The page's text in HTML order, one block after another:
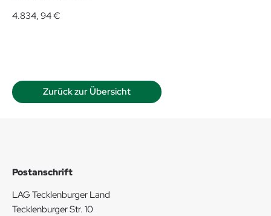
4.834, 94 €
Zurück zur Übersicht
Postanschrift
LAG Tecklenburger Land
Tecklenburger Str. 10